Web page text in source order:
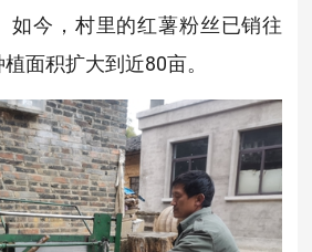
如今，村里的红薯粉丝已销往
面积扩大到近80亩。